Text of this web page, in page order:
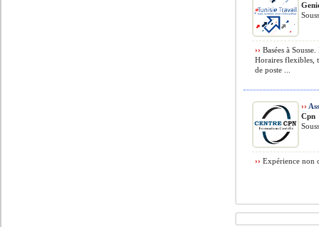
›› Basées à
Horaires flexibles,
de poste ...
››
Cpn
›› Expérience non